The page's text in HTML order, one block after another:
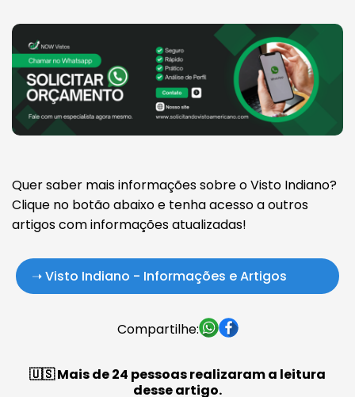
Quer saber mais informações sobre o Visto Indiano?
Clique no botão abaixo e tenha acesso a outros
artigos com informações atualizadas!
➝ Visto Indiano - Informações e Artigos
Compartilhe:
🇺🇸 Mais de 24 pessoas realizaram a leitura
desse artigo.